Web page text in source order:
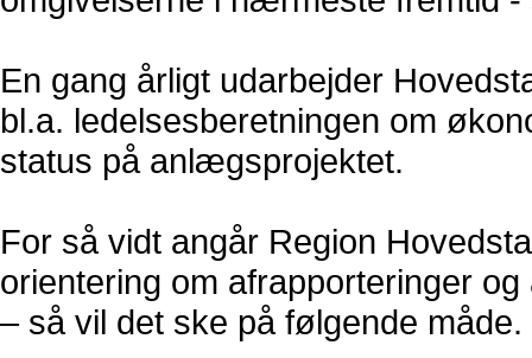
En gang årligt udarbejder
bl.a. ledelsesberetningen om
status på anlægsprojektet.
For så vidt angår Region
orientering om afrapporteringer
– så vil det ske på følgende måde.